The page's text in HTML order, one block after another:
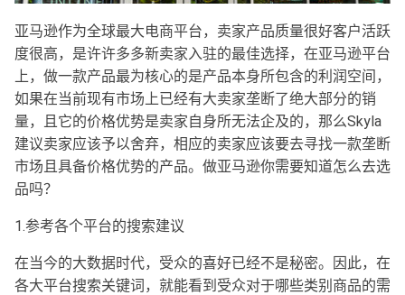
亚马逊作为全球最大电商平台，卖家产品质量很好客户活跃
度很高，是许许多多新卖家入驻的最佳选择，在亚马逊平台
上，做一款产品最为核心的是产品本身所包含的利润空间，
如果在当前现有市场上已经有大卖家垄断了绝大部分的销
量，且它的价格优势是卖家自身所无法企及的，那么Skyla
建议卖家应该予以舍弃，相应的卖家应该要去寻找一款垄断
市场且具备价格优势的产品。做亚马逊你需要知道怎么去选
品吗？
1.参考各个平台的搜索建议
在当今的大数据时代，受众的喜好已经不是秘密。因此，在
各大平台搜索关键词，就能看到受众对于哪些类别商品的需